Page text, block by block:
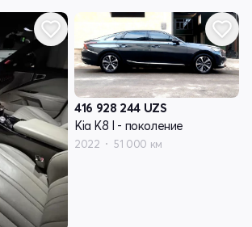
416 928 244 UZS
Kia K8 I - поколение
2022 51 000 км